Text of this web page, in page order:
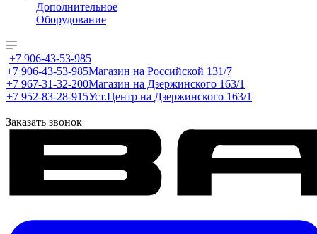
Дополнительное
Оборудование
+7 906-43-53-985
+7 906-43-53-985Магазин на Российской 131/7
+7 967-31-32-200Магазин на Дзержинского 163/1
+7 952-83-28-915Уст.Центр на Дзержинского 163/1
Заказать звонок